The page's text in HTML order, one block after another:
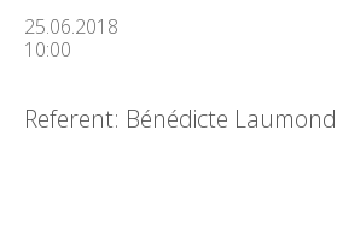
25.06.2018
10:00
Referent: Bénédicte Laumond